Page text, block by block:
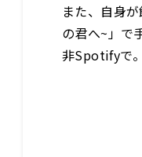
また、自身
の君へ~」で
非Spotifyで。